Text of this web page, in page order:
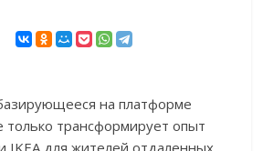
на платформе
только трансформирует опыт